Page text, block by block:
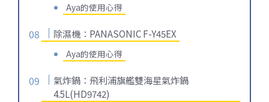
Aya的使用心得
除濕機：PANASONIC F-Y45EX
Aya的使用心得
氣炸鍋：飛利浦旗艦雙海星氣炸鍋
4.5L(HD9742)